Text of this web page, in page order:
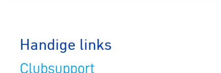
Handige links
Clubsupport